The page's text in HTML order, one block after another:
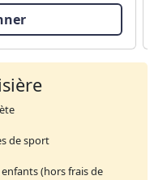
de sport
(hors frais de